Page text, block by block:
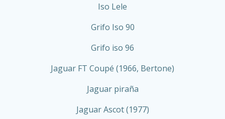
Iso Lele
Grifo Iso 90
Grifo iso 96
Jaguar FT Coupé (1966, Bertone)
Jaguar piraña
Jaguar Ascot (1977)